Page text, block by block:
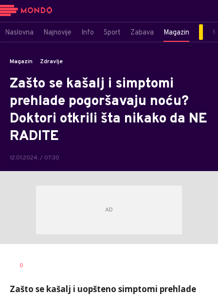
Naslovna Najnovije Info Sport Zabava Magazin
Magazin Zdravlje
Zašto se kašalj i simptomi
prehlade pogoršavaju noću?
Doktori otkrili šta nikako da NE
RADITE
12.01.2024. / 07:30
AUTOR
0
Zašto se kašalj i uopšteno simptomi prehlade